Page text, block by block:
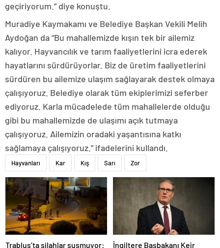
geçiriyorum.” diye konuştu.
Muradiye Kaymakamı ve Belediye Başkan Vekili Melih
Aydoğan da “Bu mahallemizde kışın tek bir ailemiz
kalıyor. Hayvancılık ve tarım faaliyetlerini icra ederek
hayatlarını sürdürüyorlar. Biz de üretim faaliyetlerini
sürdüren bu ailemize ulaşım sağlayarak destek olmaya
çalışıyoruz. Belediye olarak tüm ekiplerimizi seferber
ediyoruz. Karla mücadelede tüm mahallelerde olduğu
gibi bu mahallemizde de ulaşımı açık tutmaya
çalışıyoruz. Ailemizin oradaki yaşantısına katkı
sağlamaya çalışıyoruz.” ifadelerini kullandı.
Hayvanları Kar Kış Sarı Zor
Trablus’ta silahlar susmuyor:
İngiltere Başbakanı Keir